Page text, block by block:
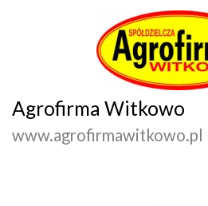
Agrofirma Witkowo
www.agrofirmawitkowo.pl